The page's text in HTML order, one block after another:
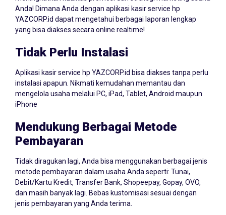
meningkatkan kualitas promosi dan strategi marketing usaha
Anda! Dimana Anda dengan aplikasi kasir service hp
YAZCORP.id dapat mengetahui berbagai laporan lengkap
Tidak Perlu Instalasi
Aplikasi kasir service hp YAZCORP.id bisa diakses tanpa perlu
instalasi apapun. Nikmati kemudahan memantau dan
mengelola usaha melalui PC, iPad, Tablet, Android maupun
Mendukung Berbagai Metode
Pembayaran
Tidak diragukan lagi, Anda bisa menggunakan berbagai jenis
metode pembayaran dalam usaha Anda seperti: Tunai,
Debit/Kartu Kredit, Transfer Bank, Shopeepay, Gopay, OVO,
dan masih banyak lagi. Bebas kustomisasi sesuai dengan